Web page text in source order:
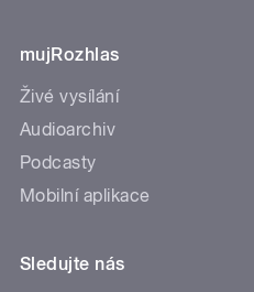
mujRozhlas
Živé vysílání
Audioarchiv
Podcasty
Mobilní aplikace
Sledujte nás